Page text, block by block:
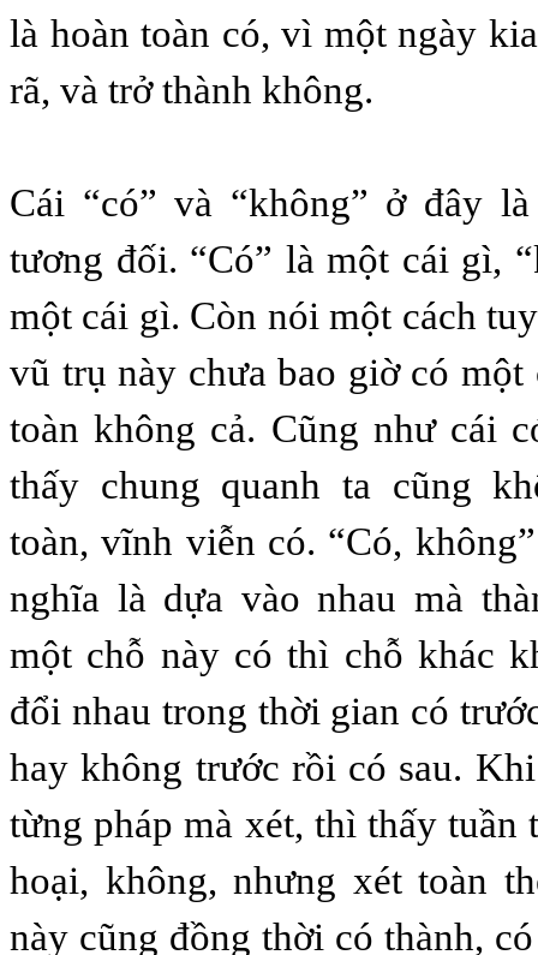
là hoàn toàn có, vì một ngày
rã, và trở thành không.
Cái “có” và “không” ở đây là
tương đối. “Có” là một cái gì,
một cái gì. Còn nói một cách
vũ trụ này chưa bao giờ có một
toàn không cả. Cũng như cái
thấy chung quanh ta cũng
toàn, vĩnh viễn có. “Có,
nghĩa là dựa vào nhau mà
một chỗ này có thì chỗ khác
đổi nhau trong thời gian có
hay không trước rồi có sau.
từng pháp mà xét, thì thấy tuần
hoại, không, nhưng xét toàn
này cũng đồng thời có thành,